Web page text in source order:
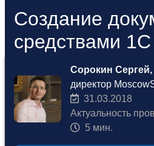
Создание
средствами 1С
Сорокин Сергей,
директор
31.03.2018
Актуальность
5 мин.